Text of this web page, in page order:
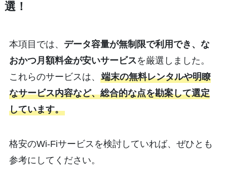
選！
本項目では、 データ容量が無制限で利用でき、な
おかつ月額料金が安いサービスを厳選しました。
これらのサービスは、 端末の無料レンタルや明瞭
なサービス内容など、総合的な点を勘案して選定
しています。
格安のWi-Fiサービスを検討していれば、ぜひとも
参考にしてください。